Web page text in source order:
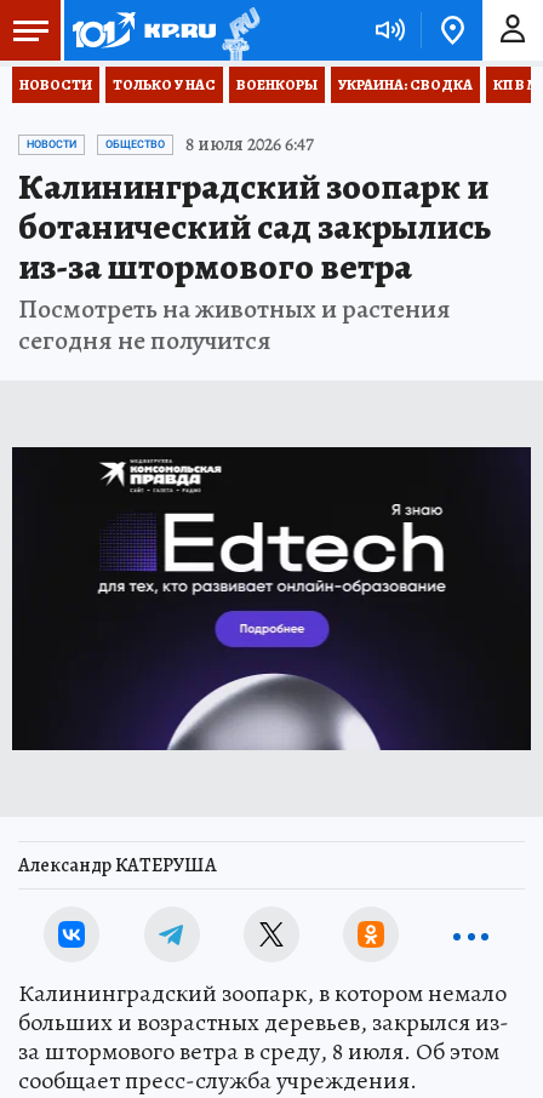
НОВОСТИ ТОЛЬКО У НАС ВОЕНКОРЫ УКРАИНА: СВОДКА КП В
НОВОСТИ ОБЩЕСТВО 8 июля 2026 6:47
Калининградский зоопарк и
ботанический сад закрылись
из-за штормового ветра
Посмотреть на животных и растения
сегодня не получится
Александр КАТЕРУША
Калининградский зоопарк, в котором немало
больших и возрастных деревьев, закрылся из-
за штормового ветра в среду, 8 июля. Об этом
сообщает пресс-служба учреждения.